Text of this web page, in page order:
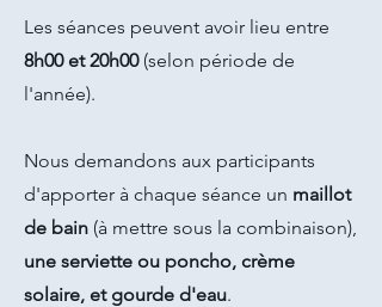
Les séances peuvent avoir lieu entre
8h00 et 20h00 (selon période de
l'année).
Nous demandons aux participants
d'apporter à chaque séance un maillot
de bain (à mettre sous la combinaison),
une serviette ou poncho, crème
solaire, et gourde d'eau.